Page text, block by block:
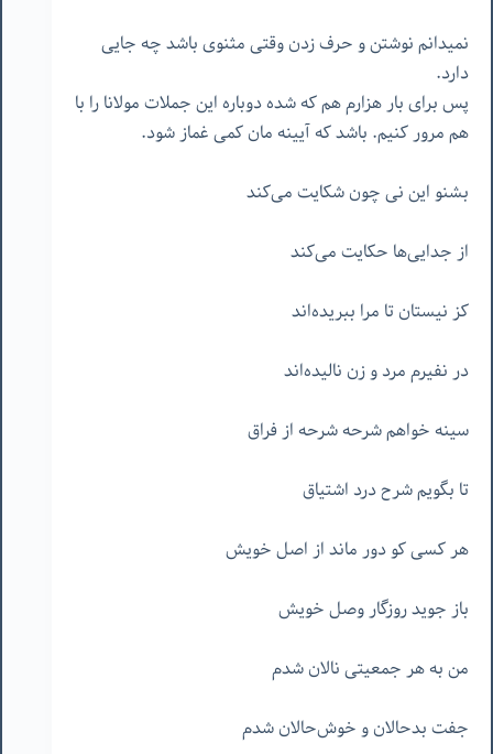
نمیدانم نوشتن و حرف زدن وقتی مثنوی باشد چه جایی
دارد.
پس برای بار هزارم هم که شده دوباره این جملات مولانا را با
هم مرور کنیم. باشد که آیینه مان کمی غماز شود.
بشنو این نی چون شکایت می‌کند
از جدایی‌ها حکایت می‌کند
کز نیستان تا مرا ببریده‌اند
در نفیرم مرد و زن نالیده‌اند
سینه خواهم شرحه شرحه از فراق
تا بگویم شرح درد اشتیاق
هر کسی کو دور ماند از اصل خویش
باز جوید روزگار وصل خویش
من به هر جمعیتی نالان شدم
جفت بدحالان و خوش‌حالان شدم